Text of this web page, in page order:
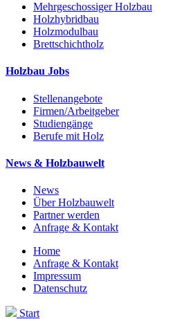
Mehrgeschossiger Holzbau
Holzhybridbau
Holzmodulbau
Brettschichtholz
Holzbau Jobs
Stellenangebote
Firmen/Arbeitgeber
Studiengänge
Berufe mit Holz
News & Holzbauwelt
News
Über Holzbauwelt
Partner werden
Anfrage & Kontakt
Home
Anfrage & Kontakt
Impressum
Datenschutz
Start